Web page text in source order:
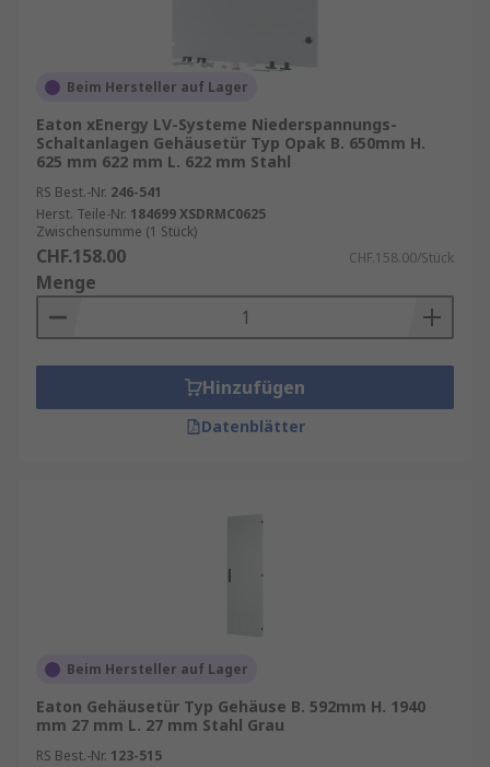
Beim Hersteller auf Lager
Eaton xEnergy LV-Systeme Niederspannungs-
Schaltanlagen Gehäusetür Typ Opak B. 650mm H.
625 mm 622 mm L. 622 mm Stahl
RS Best.-Nr. 246-541
Herst. Teile-Nr. 184699 XSDRMC0625
Zwischensumme (1 Stück)
CHF.158.00 CHF.158.00/Stück
Menge
Hinzufügen
Datenblätter
Beim Hersteller auf Lager
Eaton Gehäusetür Typ Gehäuse B. 592mm H. 1940
mm 27 mm L. 27 mm Stahl Grau
RS Best.-Nr. 123-515